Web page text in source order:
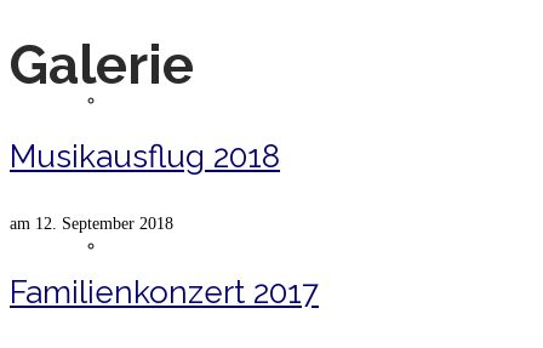
Galerie
Musikausflug 2018
am 12. September 2018
Familienkonzert 2017